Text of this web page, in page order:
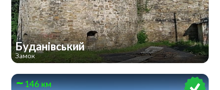
Буданівський
Замок
146 км